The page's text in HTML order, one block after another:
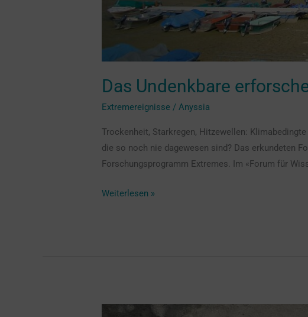
Das Undenkbare
Extremereignisse /Anyssia
Trockenheit, Starkregen, Hitzewellen:
die so noch nie dagewesen sind? Das erkundeten
Forschungsprogramm Extremes. Im «Forum für
Weiterlesen »